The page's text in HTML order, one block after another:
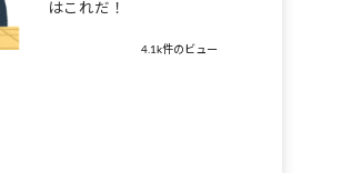
はこれだ！
4.1k件のビュー